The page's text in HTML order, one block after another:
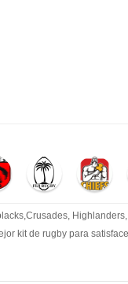
kit de rugby para